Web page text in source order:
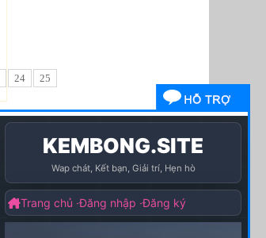
24 25